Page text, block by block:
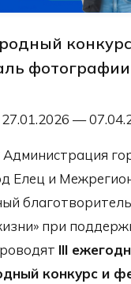
конкурс
—
Елец и
при
III
конкурс и